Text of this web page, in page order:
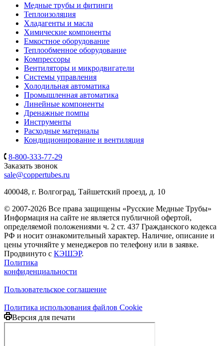
Медные трубы и фитинги
Теплоизоляция
Хладагенты и масла
Химические компоненты
Емкостное оборудование
Теплообменное оборудование
Компрессоры
Вентиляторы и микродвигатели
Системы управления
Холодильная автоматика
Промышленная автоматика
Линейные компоненты
Дренажные помпы
Инструменты
Расходные материалы
Кондиционирование и вентиляция
8-800-333-77-29
Заказать звонок
sale@coppertubes.ru
400048, г. Волгоград, Тайшетский проезд, д. 10
© 2007-2026 Все права защищены «Русские Медные Трубы»
Информация на сайте не является публичной офертой,
определяемой положениями ч. 2 ст. 437 Гражданского кодекса
РФ и носит ознакомительный характер. Наличие, описание и
цены уточняйте у менеджеров по телефону или в заявке.
Продвинуто с КЭШЭР.
Политика
конфиденциальности
Пользовательское соглашение
Политика использования файлов Cookie
Версия для печати